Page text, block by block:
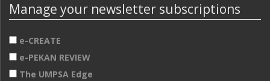
Manage your newsletter subscriptions
e-CREATE
e-PEKAN REVIEW
The UMPSA Edge